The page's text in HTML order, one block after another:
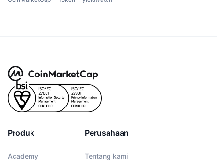
Produk
Academy
Perusahaan
Tentang kami